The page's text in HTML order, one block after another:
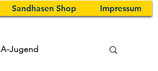
Sandhasen Shop Impressum
A-Jugend